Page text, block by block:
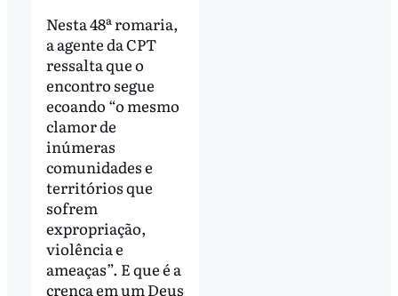
Nesta 48ª romaria,
a agente da CPT
ressalta que o
encontro segue
ecoando “o mesmo
clamor de
inúmeras
comunidades e
territórios que
sofrem
expropriação,
violência e
ameaças”. E que é a
crença em um Deus